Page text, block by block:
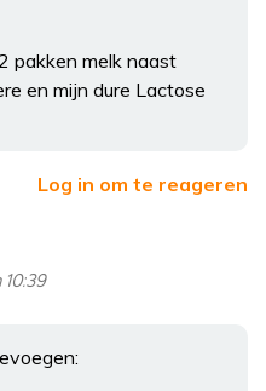
pakken melk naast
en mijn dure Lactose
Log in om te reageren
10:39